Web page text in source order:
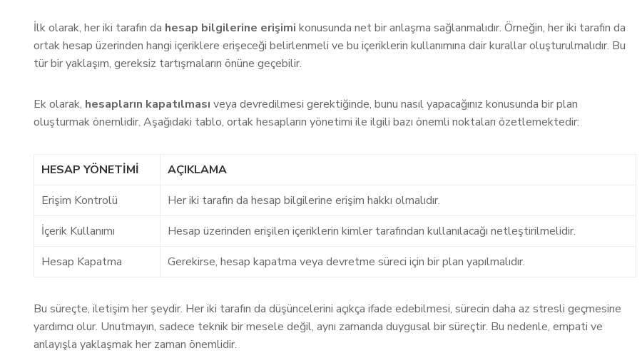
İlk olarak, her iki tarafın da hesap bilgilerine erişimi konusunda net bir anlaşma sağlanmalıdır. Örneğin, her iki tarafın da
ortak hesap üzerinden hangi içeriklere erişeceği belirlenmeli ve bu içeriklerin kullanımına dair kurallar oluşturulmalıdır. Bu
tür bir yaklaşım, gereksiz tartışmaların önüne geçebilir.
Ek olarak, hesapların kapatılması veya devredilmesi gerektiğinde, bunu nasıl yapacağınız konusunda bir plan
oluşturmak önemlidir. Aşağıdaki tablo, ortak hesapların yönetimi ile ilgili bazı önemli noktaları özetlemektedir:
HESAP YÖNETIMI
AÇIKLAMA
Erişim Kontrolü
Her iki tarafın da hesap bilgilerine erişim hakkı olmalıdır.
İçerik Kullanımı
Hesap üzerinden erişilen içeriklerin kimler tarafından kullanılacağı netleştirilmelidir.
Hesap Kapatma
Gerekirse, hesap kapatma veya devretme süreci için bir plan yapılmalıdır.
Bu süreçte, iletişim her şeydir. Her iki tarafın da düşüncelerini açıkça ifade edebilmesi, sürecin daha az stresli geçmesine
yardımcı olur. Unutmayın, sadece teknik bir mesele değil, aynı zamanda duygusal bir süreçtir. Bu nedenle, empati ve
anlayışla yaklaşmak her zaman önemlidir.